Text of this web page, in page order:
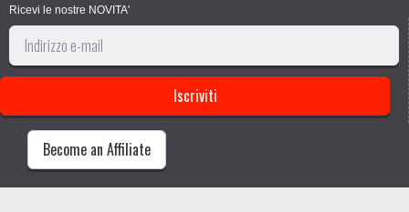
Ricevi le nostre NOVITA'
Become an Affiliate